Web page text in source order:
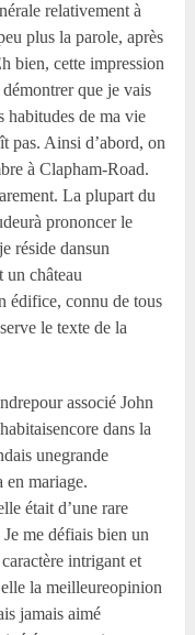
relativement à
plus la parole, après
bien, cette impression
démontrer que je vais
habitudes de ma vie
pas. Ainsi d’abord, on
à Clapham-Road.
La plupart du
prononcer le
réside dansun
un château
édifice, connu de tous
le texte de la
associé John
dans la
unegrande
en mariage.
était d’une rare
me défiais bien un
intrigant et
la meilleureopinion
jamais aimé